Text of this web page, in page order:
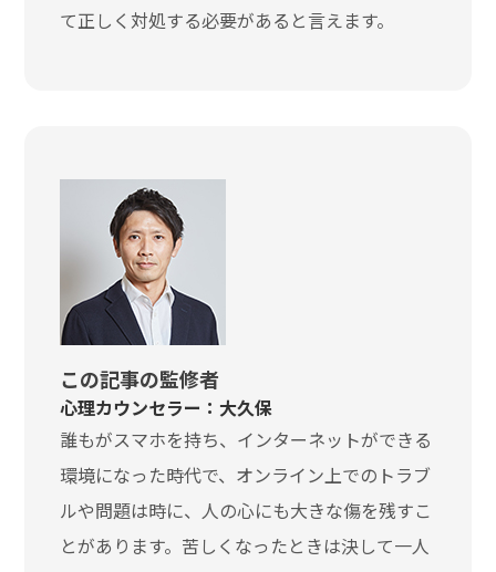
て正しく対処する必要があると言えます。
この記事の監修者
心理カウンセラー：大久保
誰もがスマホを持ち、インターネットができる
環境になった時代で、オンライン上でのトラブ
ルや問題は時に、人の心にも大きな傷を残すこ
とがあります。苦しくなったときは決して一人